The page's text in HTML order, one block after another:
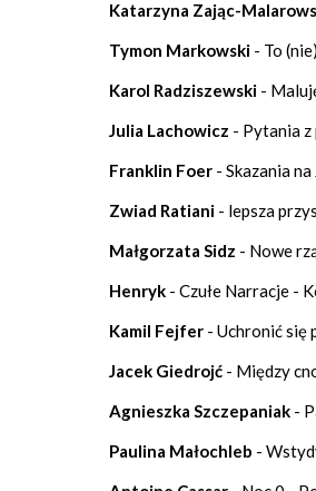
Katarzyna Zając-
Tymon Markowski - To
Karol Radziszewski -
Julia Lachowicz - Pytania
Franklin Foer - Skazania
Zwiad Ratiani - lepsza
Małgorzata Sidz - Nowe
Henryk - Czułe Narracje -
Kamil Fejfer - Uchronić się
Jacek Giedrojć - Między
Agnieszka Szczepaniak -
Paulina Małochleb -